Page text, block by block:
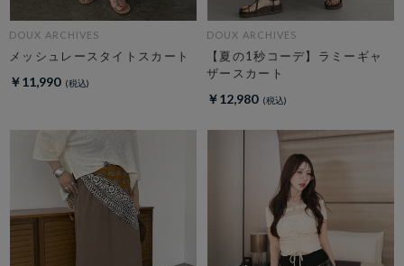
DOUX ARCHIVES
メッシュレースタイトスカート
￥11,990
DOUX ARCHIVES
【夏の1秒コーデ】ラミーギャ
ザースカート
￥12,980